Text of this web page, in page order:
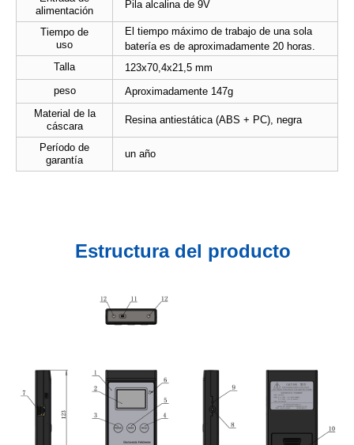
alimentación
Pila alcalina de 9V
Tiempo de
uso
El tiempo máximo de trabajo de una sola
batería es de aproximadamente 20 horas.
Talla
123x70,4x21,5 mm
peso
Aproximadamente 147g
Material de la
cáscara
Resina antiestática (ABS + PC), negra
Período de
garantía
un año
Estructura del producto